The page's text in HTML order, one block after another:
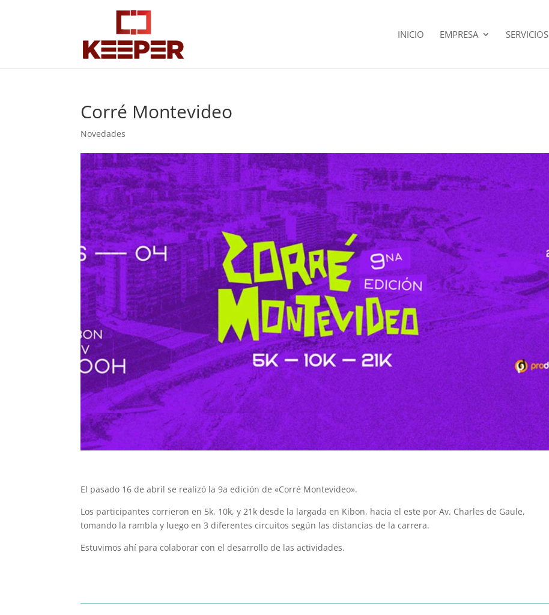
INICIO EMPRESA SERVICIOS
Corré Montevideo
Novedades
El pasado 16 de abril se realizó la 9a edición de «Corré Montevideo».
Los participantes corrieron en 5k, 10k, y 21k desde la largada en Kibon, hacia el este por Av. Charles de Gaule,
tomando la rambla y luego en 3 diferentes circuitos según las distancias de la carrera.
Estuvimos ahí para colaborar con el desarrollo de las actividades.